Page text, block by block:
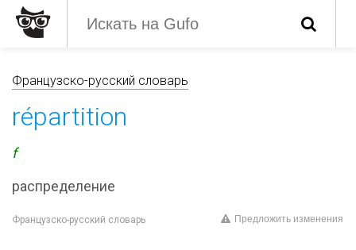
Французско-русский словарь
répartition
f
распределение
Французско-русский словарь Предложить изменения